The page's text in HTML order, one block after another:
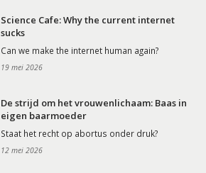
Science Cafe: Why the current internet
sucks
Can we make the internet human again?
19 mei 2026
De strijd om het vrouwenlichaam: Baas in
eigen baarmoeder
Staat het recht op abortus onder druk?
12 mei 2026